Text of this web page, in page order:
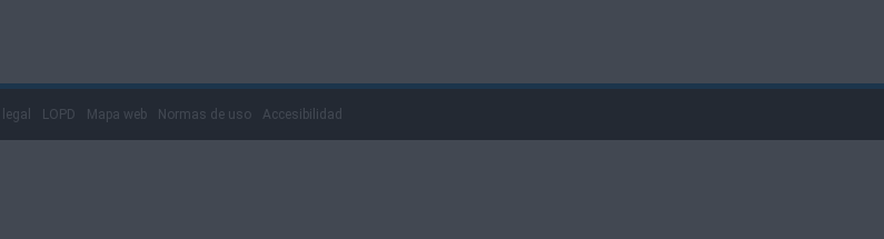
LOPD Mapa web Normas de uso Accesibilidad